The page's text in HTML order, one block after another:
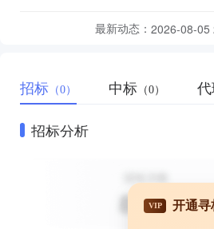
最新动态： 2026-08-05
招标 （0） 中标 （0） 代
招标分析
VIP 开通寻